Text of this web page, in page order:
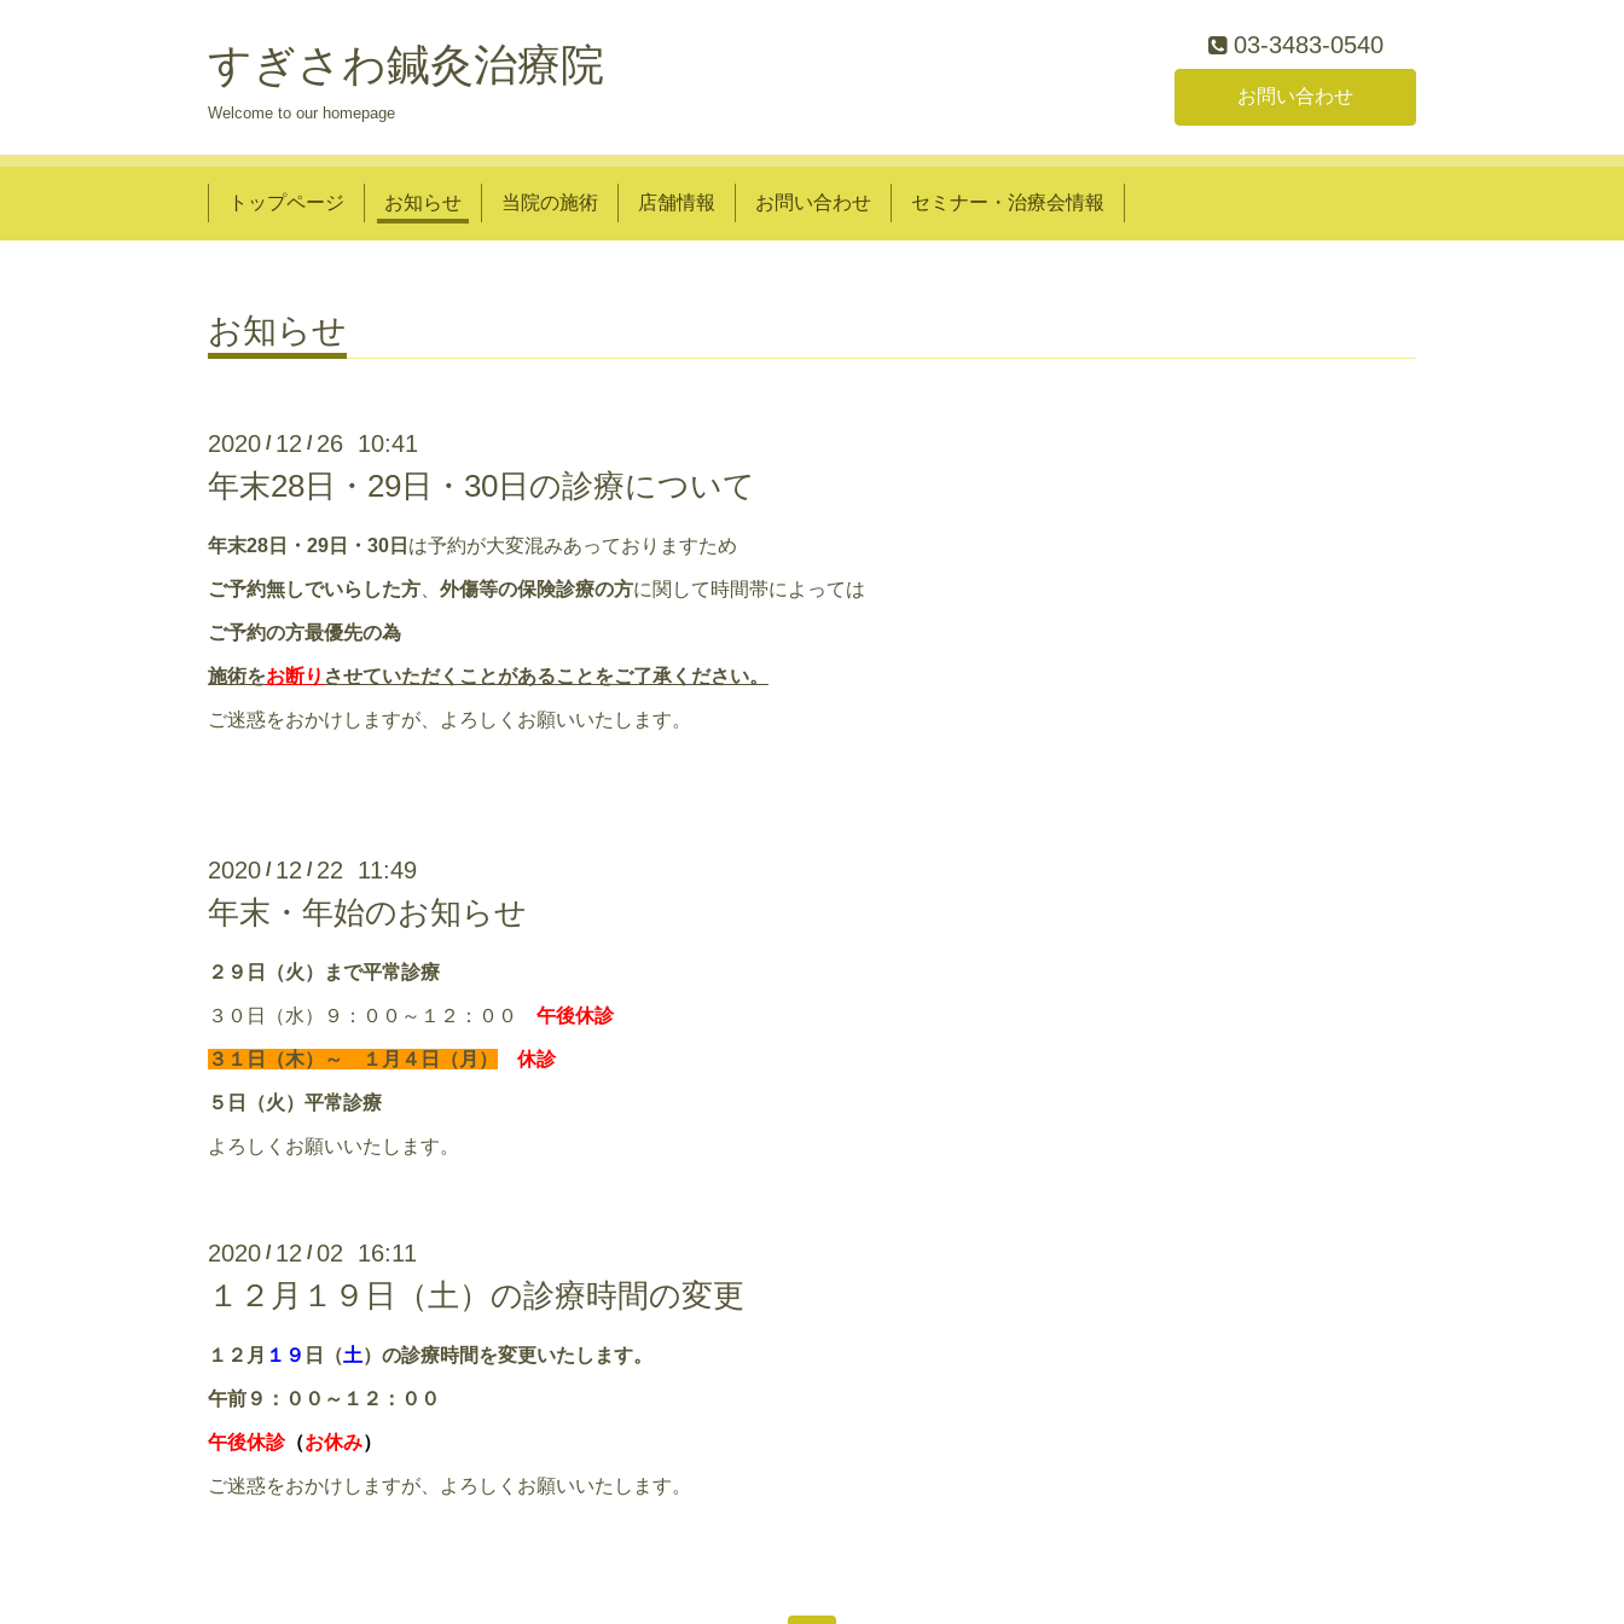
すぎさわ鍼灸治療院
Welcome to our homepage
03-3483-0540
お問い合わせ
トップページ お知らせ 当院の施術 店舗情報 お問い合わせ セミナー・治療会情報
お知らせ
2020 / 12 / 26 10:41
年末28日・29日・30日の診療について
年末28日・29日・30日 は予約が大変混みあっておりますため
ご予約無しでいらした方 外傷等の保険診療の方に関して時間帯によっては
ご予約の方最優先の為
施術をお断り させていただくことがあることをご了承ください。
ご迷惑をおかけしますが、よろしくお願いいたします。
2020 / 12 / 22 11:49
年末・年始のお知らせ
２９日（火）まで平常診療
３０日（水）９：００～１２：００ 午後休診
３１日（木）～ １月４日（月） 休診
５日（火）平常診療
よろしくお願いいたします。
2020 / 12 /02 16:11
１２月１９日（土）の診療時間の変更
１２月 １９ 日（土）の診療時間を変更いたします。
午前９：００～１２：００
午後休診（お休み）
ご迷惑をおかけしますが、よろしくお願いいたします。